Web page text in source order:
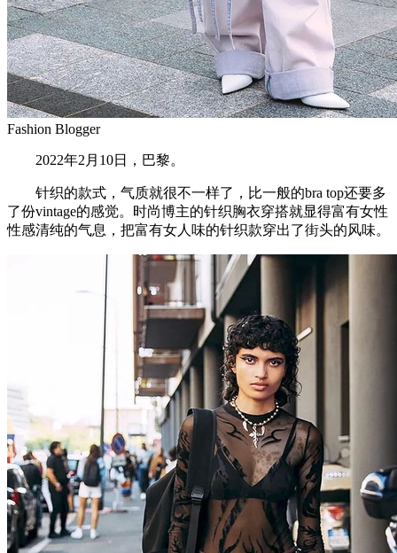
Fashion Blogger
2022年2月10日，巴黎。
针织的款式，气质就很不一样了，比一般的bra top还要多
了份vintage的感觉。时尚博主的针织胸衣穿搭就显得富有女性
性感清纯的气息，把富有女人味的针织款穿出了街头的风味。